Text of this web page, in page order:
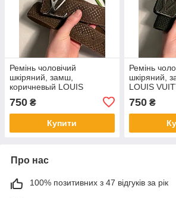
Ремінь чоловічий
шкіряний, замш,
коричневый LOUIS
VUITTON, ширина 40 мм.
931365
750 ₴
Купити
Ремінь
шкіряний,
LOUIS
750₴
Про нас
100% позитивних з 47 відгуків за рік